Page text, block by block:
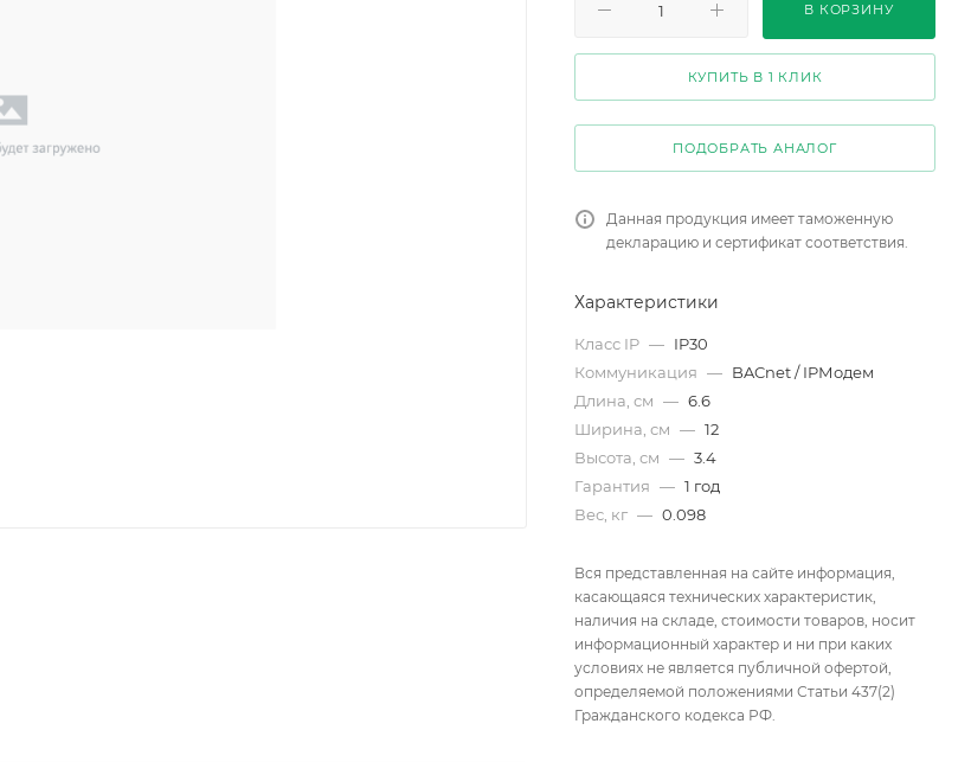
В КОРЗИНУ
КУПИТЬ В 1 КЛИК
ПОДОБРАТЬ АНАЛОГ
Данная продукция имеет таможенную
декларацию и сертификат соответствия.
Характеристики
Класс IP — IP30
Коммуникация — BACnet / IPМодем
Длина, см — 6.6
Ширина, см — 12
Высота, см — 3.4
Гарантия — 1 год
Вес, кг — 0.098
Вся представленная на сайте информация,
касающаяся технических характеристик,
наличия на складе, стоимости товаров, носит
информационный характер и ни при каких
условиях не является публичной офертой,
определяемой положениями Статьи 437(2)
Гражданского кодекса РФ.